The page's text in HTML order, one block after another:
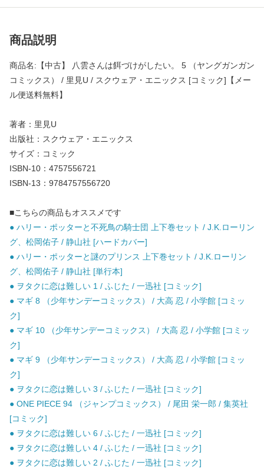
商品説明
商品名:【中古】 八雲さんは餌づけがしたい。 5 （ヤングガンガン
コミックス） / 里見U / スクウェア・エニックス [コミック]【メー
ル便送料無料】
著者：里見U
出版社：スクウェア・エニックス
サイズ：コミック
ISBN-10：4757556721
ISBN-13：9784757556720
■こちらの商品もオススメです
● ハリー・ポッターと不死鳥の騎士団 上下巻セット / J.K.ローリン
グ、松岡佑子 / 静山社 [ハードカバー]
● ハリー・ポッターと謎のプリンス 上下巻セット / J.K.ローリン
グ、松岡佑子 / 静山社 [単行本]
● ヲタクに恋は難しい 1 / ふじた / 一迅社 [コミック]
● マギ 8 （少年サンデーコミックス） / 大高 忍 / 小学館 [コミッ
ク]
● マギ 10 （少年サンデーコミックス） / 大高 忍 / 小学館 [コミッ
ク]
● マギ 9 （少年サンデーコミックス） / 大高 忍 / 小学館 [コミッ
ク]
● ヲタクに恋は難しい 3 / ふじた / 一迅社 [コミック]
● ONE PIECE 94 （ジャンプコミックス） / 尾田 栄一郎 / 集英社
[コミック]
● ヲタクに恋は難しい 6 / ふじた / 一迅社 [コミック]
● ヲタクに恋は難しい 4 / ふじた / 一迅社 [コミック]
● ヲタクに恋は難しい 2 / ふじた / 一迅社 [コミック]